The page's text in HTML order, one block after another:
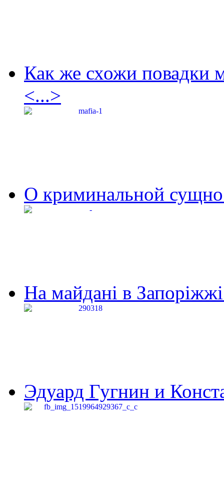
Как же схожи повадки
<...>
О криминальной
На майдані в
Эдуард Гугнин и